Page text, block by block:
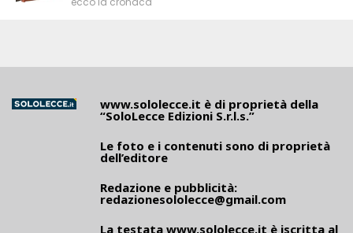
www.sololecce.it è di proprietà della
“SoloLecce Edizioni S.r.l.s.”
Le foto e i contenuti sono di proprietà
dell’editore
Redazione e pubblicità:
redazionesololecce@gmail.com
La testata www.sololecce.it è iscritta al